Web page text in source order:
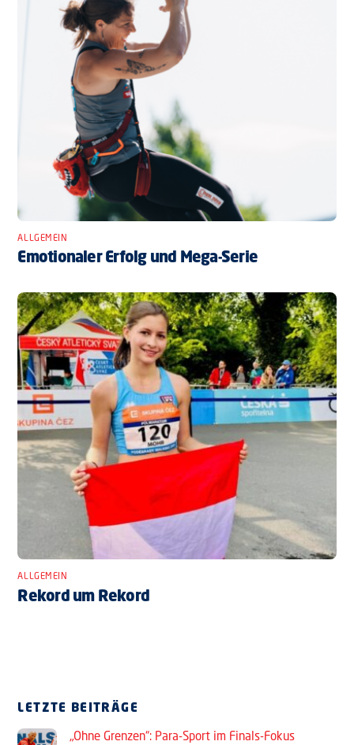
ALLGEMEIN
Emotionaler Erfolg und Mega-Serie
ALLGEMEIN
Rekord um Rekord
LETZTE BEITRÄGE
„Ohne Grenzen“: Para-Sport im Finals-Fokus